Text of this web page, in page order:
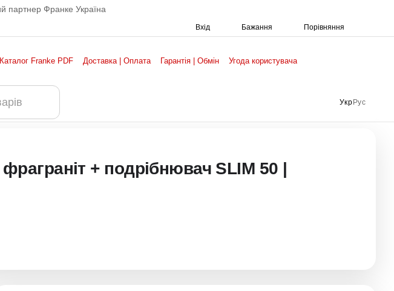
партнер Франке Україна
Вхід Бажання Порівняння
Каталог Franke PDF Доставка | Оплата Гарантія | Обмін Угода користувача
Укр Рус
+ подрібнювач SLIM 50 |